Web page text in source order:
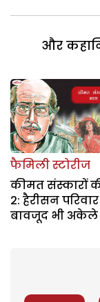
और
फैमिली स्टोरीज
कीमत संस्कारों
2: हैरीसन
बावजूद भी अकेले